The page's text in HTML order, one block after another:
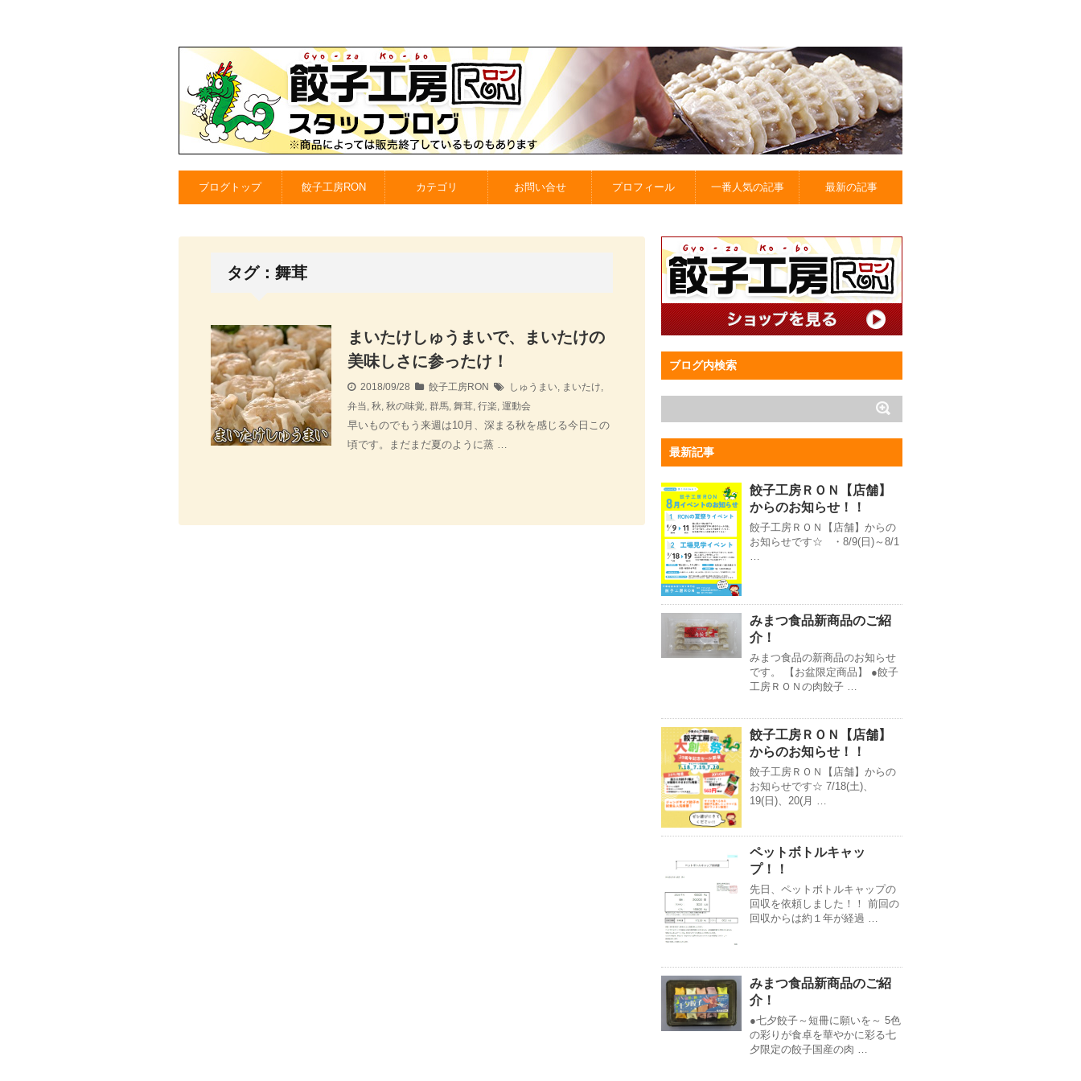
ブログトップ 餃子工房RON カテゴリ お問い合せ プロフィール 一番人気の記事 最新の記事
タグ：舞茸
まいたけしゅうまいで、まいたけの
美味しさに参ったけ！
2018/09/28 餃子工房RON しゅうまい, まいたけ,
弁当, 秋, 秋の味覚, 群馬, 舞茸, 行楽, 運動会
早いものでもう来週は10月、深まる秋を感じる今日この
頃です。まだまだ夏のように蒸 …
ブログ内検索
最新記事
餃子工房ＲＯＮ【店舗】
からのお知らせ！！
餃子工房ＲＯＮ【店舗】からの
お知らせです☆ ・8/9(日)～8/1
…
みまつ食品新商品のご紹
介！
みまつ食品の新商品のお知らせ
です。 【お盆限定商品】 ●餃子
工房ＲＯＮの肉餃子 …
餃子工房ＲＯＮ【店舗】
からのお知らせ！！
餃子工房ＲＯＮ【店舗】からの
お知らせです☆ 7/18(土)、
19(日)、20(月 …
ペットボトルキャッ
プ！！
先日、ペットボトルキャップの
回収を依頼しました！！ 前回の
回収からは約１年が経過 …
みまつ食品新商品のご紹
介！
●七夕餃子～短冊に願いを～ 5色
の彩りが食卓を華やかに彩る七
夕限定の餃子国産の肉 …